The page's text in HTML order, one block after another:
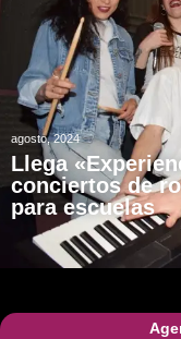
agosto, 2024
Llega
conciertos de
para escuelas